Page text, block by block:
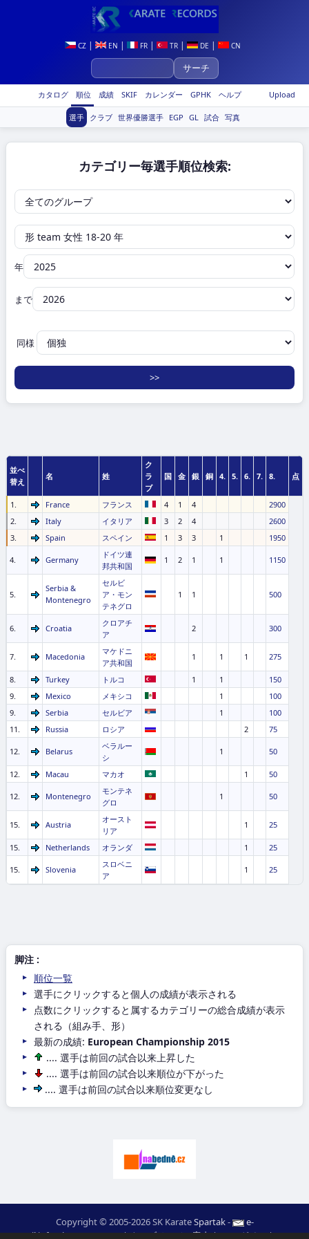
CZ| EN | FR| TR| DE | CN
Upload
カタログ 順位 成績 SKIF カレンダー GPHK ヘルプ
選手 クラブ 世界優勝選手 EGP GL 試合 写真
カテゴリー毎選手順位検索:
年
まで
同様
並べ
替え
名 姓
ク
ラ
ブ
国 金 銀 銅 4. 5. 6. 7. 8. 点
1. France フランス 4 1 4
2900
2.
Italy イタリア 3 2 4
2600
3.
Spain スペイン 1 3 3 1 1950
4. Germany
ドイツ連
邦共和国
1 2 1 1 1150
5.
Serbia &
Montenegro
セルビ
ア・モン
テネグロ
1 1 500
6. Croatia
クロアチ
ア
2 300
7. Macedonia
マケドニ
ア共和国
1 1 1 275
8. Turkey トルコ 1 1
150
9.
Mexico メキシコ 1
100
9.
Serbia セルビア 1
100
11.
Russia ロシア 2 75
12. Belarus
ベラルー
シ
1 50
12. Macau マカオ 1 50
12. Montenegro
モンテネ
グロ
1 50
15. Austria
オースト
リア
1 25
15. Netherlands オランダ 1 25
15. Slovenia
スロベニ
ア
1 25
脚注 :
順位一覧
選手にクリックすると個人の成績が表示される
点数にクリックすると属するカテゴリーの総合成績が表示
される（組み手、形）
最新の成績: European Championship 2015
.... 選手は前回の試合以来上昇した
.... 選手は前回の試合以来順位が下がった
.... 選手は前回の試合以来順位変更なし
Copyright © 2005-2026 SK KarateSpartak-
e-
mail:moc.ceretarak@ofni|ウエブページの案内| ログイン|RSS